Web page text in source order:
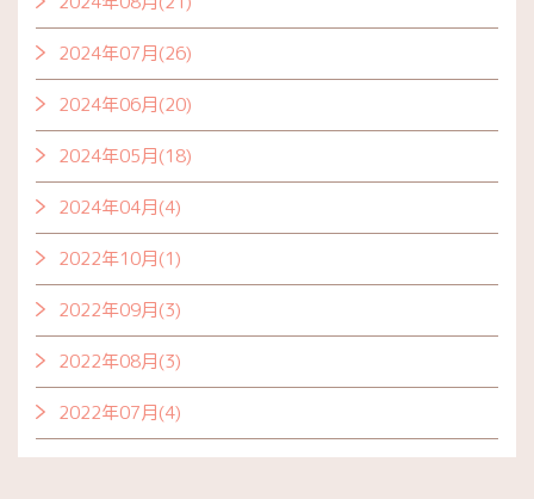
2024年07月(26)
2024年06月(20)
2024年05月(18)
2024年04月(4)
2022年10月(1)
2022年09月(3)
2022年08月(3)
2022年07月(4)